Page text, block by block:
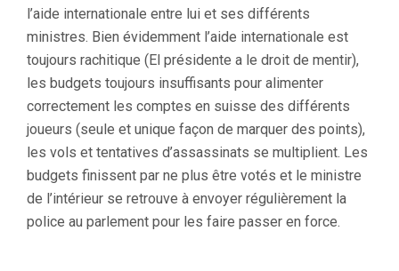
l’aide internationale entre lui et ses différents
ministres. Bien évidemment l’aide internationale est
toujours rachitique (El présidente a le droit de mentir),
les budgets toujours insuffisants pour alimenter
correctement les comptes en suisse des différents
joueurs (seule et unique façon de marquer des points),
les vols et tentatives d’assassinats se multiplient. Les
budgets finissent par ne plus être votés et le ministre
de l’intérieur se retrouve à envoyer régulièrement la
police au parlement pour les faire passer en force.